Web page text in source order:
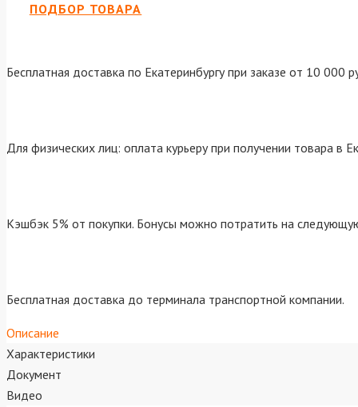
ПОДБОР ТОВАРА
Бесплатная доставка по Екатеринбургу при заказе от 10 000
Для физических лиц: оплата курьеру при получении товара в
Кэшбэк 5% от покупки. Бонусы можно потратить на
Бесплатная доставка до терминала транспортной компании.
Описание
Характеристики
Документ
Видео